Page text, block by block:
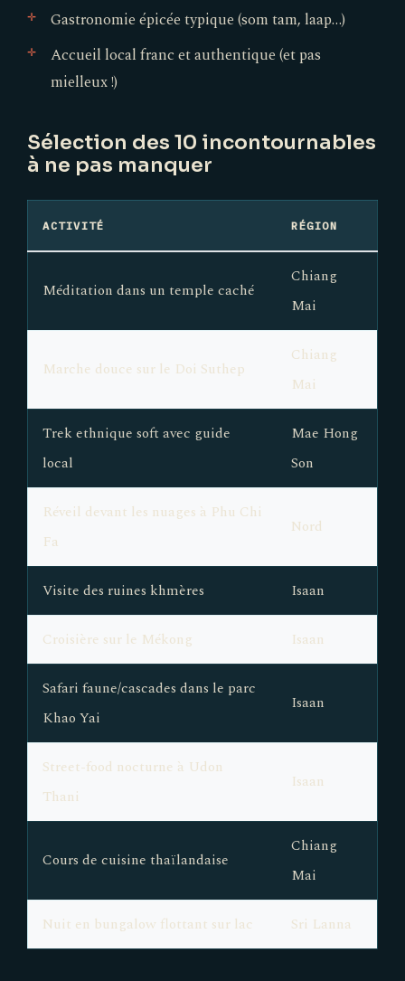
Gastronomie épicée typique (som tam, laap…)
Accueil local franc et authentique (et pas
mielleux !)
Sélection des 10 incontournables
à ne pas manquer
ACTIVITÉ RÉGION
Méditation dans un temple caché
Chiang
Mai
Marche douce sur le Doi Suthep
Chiang
Mai
Trek ethnique soft avec guide
local
Mae Hong
Son
Réveil devant les nuages à Phu Chi
Fa
Nord
Visite des ruines khmères Isaan
Croisière sur le Mékong Isaan
Safari faune/cascades dans le parc
Khao Yai
Isaan
Street-food nocturne à Udon
Thani
Isaan
Cours de cuisine thaïlandaise
Chiang
Mai
Nuit en bungalow flottant sur lac Sri Lanna